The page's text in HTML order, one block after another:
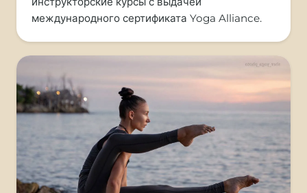
международного сертификата Yoga Alliance.